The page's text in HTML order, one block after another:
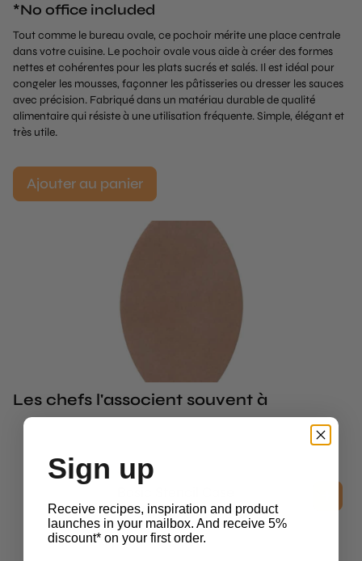
*No office included
Tout comme le bureau ovale, ce pochoir mérite une place centrale
dans votre cuisine. Le pochoir ovale vous aide à créer des formes
nettes et cohérentes pour les plats sucrés et salés. Il est idéal pour
congeler les mousses, façonner les pâtisseries ou dresser les sauces
avec précision. Fabriqué dans un matériau durable de qualité
alimentaire qui résiste à une utilisation fréquente. Simple, élégant et
très utile.
Ajouter au panier
Les chefs l'associent souvent à
Stencils
£38.60 hors TVA
Sign up
Receive recipes, inspiration and product
launches in your mailbox. And receive 5%
discount* on your first order.